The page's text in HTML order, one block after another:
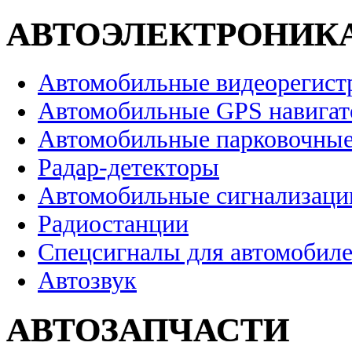
Автомобильные
Автомобильные GPS
Автомобильные
Радар-детекторы
Автомобильные
Радиостанции
Спецсигналы для
Автозвук
АВТОЗАПЧАСТИ